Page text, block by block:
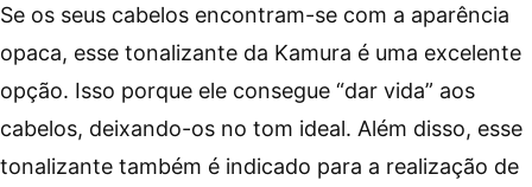
Se os seus cabelos encontram-se com a aparência
opaca, esse tonalizante da Kamura é uma excelente
opção. Isso porque ele consegue “dar vida” aos
cabelos, deixando-os no tom ideal. Além disso, esse
tonalizante também é indicado para a realização de